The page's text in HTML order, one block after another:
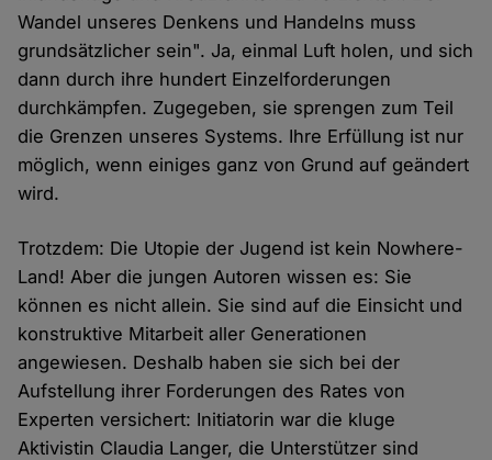
Wandel unseres Denkens und Handelns muss
grundsätzlicher sein". Ja, einmal Luft holen, und sich
dann durch ihre hundert Einzelforderungen
durchkämpfen. Zugegeben, sie sprengen zum Teil
die Grenzen unseres Systems. Ihre Erfüllung ist nur
möglich, wenn einiges ganz von Grund auf geändert
wird.
Trotzdem: Die Utopie der Jugend ist kein Nowhere-
Land! Aber die jungen Autoren wissen es: Sie
können es nicht allein. Sie sind auf die Einsicht und
konstruktive Mitarbeit aller Generationen
angewiesen. Deshalb haben sie sich bei der
Aufstellung ihrer Forderungen des Rates von
Experten versichert: Initiatorin war die kluge
Aktivistin Claudia Langer, die Unterstützer sind